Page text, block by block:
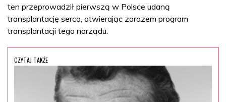
ten przeprowadził pierwszą w Polsce udaną
transplantację serca, otwierając zarazem program
transplantacji tego narządu.
CZYTAJ TAKŻE